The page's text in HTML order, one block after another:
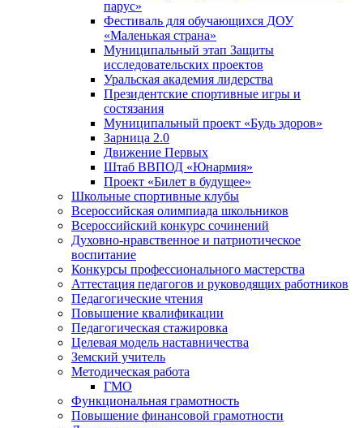
парус»
Фестиваль для обучающихся ДОУ
«Маленькая страна»
Муниципальный этап Защиты
исследовательских проектов
Уральская академия лидерства
Президентские спортивные игры и
состязания
Муниципальный проект «Будь здоров»
Зарница 2.0
Движение Первых
Штаб ВВПОД «Юнармия»
Проект «Билет в будущее»
Школьные спортивные клубы
Всероссийская олимпиада школьников
Всероссийский конкурс сочинений
Духовно-нравственное и патриотическое
воспитание
Конкурсы профессионального мастерства
Аттестация педагогов и руководящих работников
Педагогические чтения
Повышение квалификации
Педагогическая стажировка
Целевая модель наставничества
Земский учитель
Методическая работа
ГМО
Функциональная грамотность
Повышение финансовой грамотности